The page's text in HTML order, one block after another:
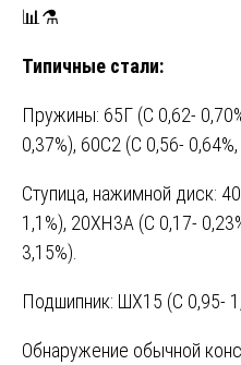
📊⚗️
Типичные стали:
Пружины: 65Г (C 0,62-
0,37%), 60С2 (C 0,56- 0,64%,
Ступица, нажимной диск:
1,1%), 20ХН3А (C 0,17-
3,15%).
Подшипник: ШХ15 (C 0,95-
Обнаружение обычной